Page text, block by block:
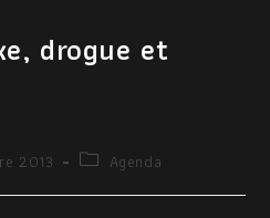
drogue et
2013 Agenda